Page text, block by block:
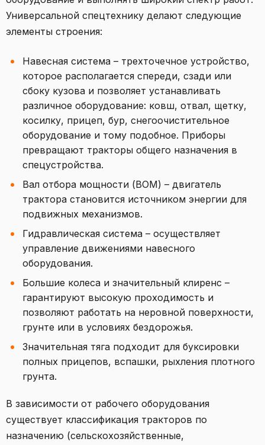
Универсальной спецтехнику делают следующие
элементы строения:
Навесная система – трехточечное устройство,
которое располагается спереди, сзади или
сбоку кузова и позволяет устанавливать
различное оборудование: ковш, отвал, щетку,
косилку, прицеп, бур, снегоочистительное
оборудование и тому подобное. Приборы
превращают тракторы общего назначения в
спецустройства.
Вал отбора мощности (ВОМ) – двигатель
трактора становится источником энергии для
подвижных механизмов.
Гидравлическая система – осуществляет
управление движениями навесного
оборудования.
Большие колеса и значительный клиренс –
гарантируют высокую проходимость и
позволяют работать на неровной поверхности,
грунте или в условиях бездорожья.
Значительная тяга подходит для буксировки
полных прицепов, вспашки, рыхления плотного
грунта.
В зависимости от рабочего оборудования
существует классификация тракторов по
назначению (сельскохозяйственные,